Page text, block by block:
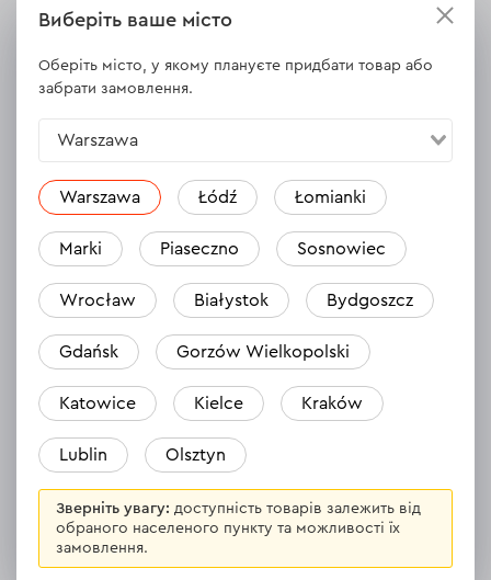
Показати оригінал коментаря
Відповісти 1 відповідь
У чому головна відмінність цього алмазного диска від
Перекладено автоматично
Показати оригінал коментаря
Відповісти 1 відповідь
Andriy
30.10.2023
Алмазний диск супер! Переваги порівняно з абразивними
дисками: 1) вартість різання, як правило, нижча. 30
Виберіть ваше місто
Оберіть місто, у якому плануєте придбати товар або
забрати замовлення.
Warszawa
Warszawa Łódź Łomianki
Marki Piaseczno Sosnowiec
Wrocław Białystok Bydgoszcz
Gdańsk Gorzów Wielkopolski
Katowice Kielce Kraków
Lublin Olsztyn
Зверніть увагу: доступність товарів залежить від
обраного населеного пункту та можливості їх
замовлення.